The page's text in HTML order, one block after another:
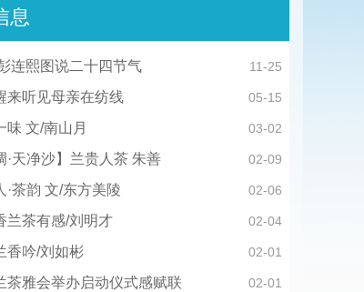
息
11-25
连熙图说二十四节气
05-15
来听见母亲在纺线
03-02
味 文/南山月
02-09
·天净沙】兰贵人茶 朱善
02-06
·茶韵 文/东方美陵
02-04
兰茶有感/刘明才
02-01
香吟/刘如彬
02-01
茶雅会举办启动仪式感赋联